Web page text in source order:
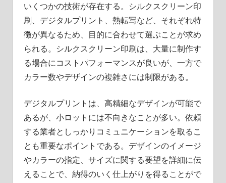
いくつかの技術が存在する。シルクスクリーン印
刷、デジタルプリント、熱転写など、それぞれ特
徴が異なるため、目的に合わせて選ぶことが求め
られる。シルクスクリーン印刷は、大量に制作す
る場合にコストパフォーマンスが良いが、一方で
カラー数やデザインの複雑さには制限がある。
デジタルプリントは、高精細なデザインが可能で
あるが、小ロットには不向きなことが多い。依頼
する業者としっかりコミュニケーションを取るこ
とも重要なポイントである。デザインのイメージ
やカラーの指定、サイズに関する要望を詳細に伝
えることで、納得のいく仕上がりを得ることがで